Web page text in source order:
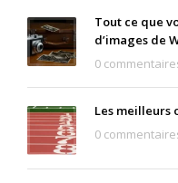
Tout ce que
d’images de
0
Les meilleurs
0